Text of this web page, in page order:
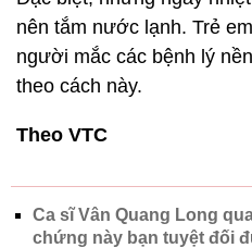
nên tắm nước lạnh. Trẻ
người mắc các bệnh lý
theo cách này.
Theo VTC
Ca sĩ Vân Quang Long
chứng này bạn tuyệt đối